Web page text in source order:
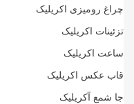
چراغ رومیزی اکریلیک
تزئینات اکریلیک
ساعت اکریلیک
قاب عکس اکریلیک
جا شمع آکریلیک